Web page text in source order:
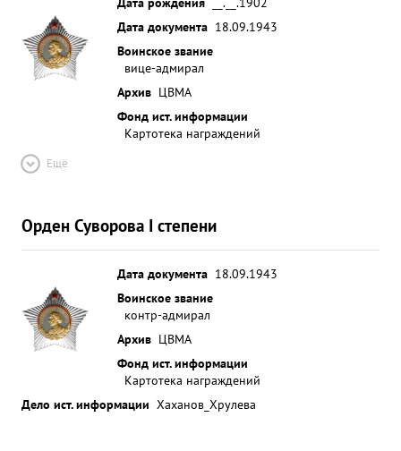
Дата документа 18.09.1943
Воинское звание
вице-адмирал
Архив ЦВМА
Фонд ист. информации
Картотека награждений
Ещё
Орден Суворова I степени
Дата документа 18.09.1943
Воинское звание
контр-адмирал
Архив ЦВМА
Фонд ист. информации
Картотека награждений
Дело ист. информации Хаханов_Хрулева